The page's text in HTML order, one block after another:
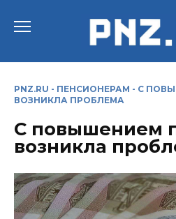
PNZ.RU - ПЕНСИОНЕРАМ - С
ВОЗНИКЛА ПРОБЛЕМА
С повышением
возникла